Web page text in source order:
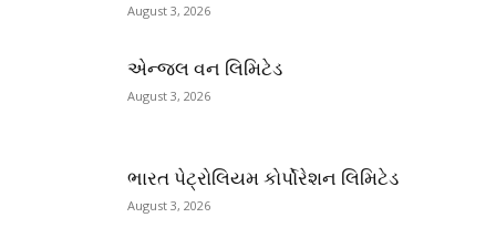
August 3, 2026
એન્જલ વન લિમિટેડ
August 3, 2026
ભારત પેટ્રોલિયમ કોર્પોરેશન લિમિટેડ
August 3, 2026